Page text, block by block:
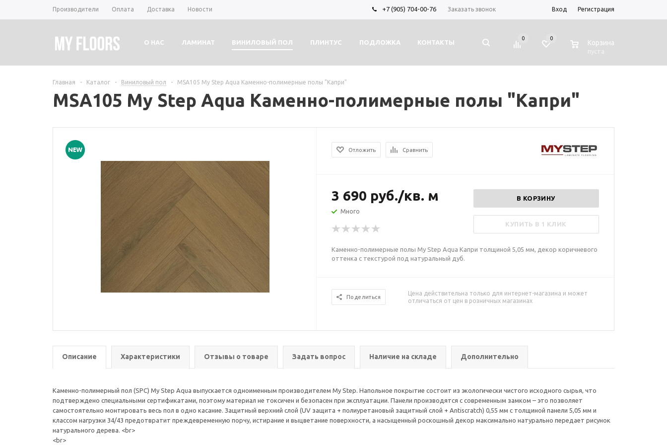
Производители Оплата Доставка Новости +7 (905) 704-00-76 Заказать звонок Вход Регистрация
О НАС ЛАМИНАТ ВИНИЛОВЫЙ ПОЛ ПЛИНТУС ПОДЛОЖКА КОНТАКТЫ
0 0
Корзина
пуста
Главная - Каталог - Виниловый пол - MSA105 My Step Aqua Каменно-полимерные полы "Капри"
MSA105 My Step Aqua Каменно-полимерные полы "Капри"
Отложить Сравнить
3 690 руб./кв. м
Много
В КОРЗИНУ
КУПИТЬ В 1 КЛИК
Каменно-полимерные полы My Step Aqua Капри толщиной 5,05 мм, декор коричневого
оттенка с текстурой под натуральный дуб.
Поделиться
Цена действительна только для интернет-магазина и может
отличаться от цен в розничных магазинах
Описание Характеристики Отзывы о товаре Задать вопрос Наличие на складе Дополнительно
Каменно-полимерный пол (SPC) My Step Aqua выпускается одноименным производителем My Step. Напольное покрытие состоит из экологически чистого исходного сырья, что
подтверждено специальными сертификатами, поэтому материал не токсичен и безопасен при эксплуатации. Панели производятся с современным замком – это позволяет
самостоятельно монтировать весь пол в одно касание. Защитный верхний слой (UV защита + полиуретановый защитный слой + Antiscratch) 0,55 мм с толщиной панели 5,05 мм и
классом нагрузки 34/43 предотвратит преждевременную порчу, истирание и выцветание поверхности, а насыщенный роскошный декор максимально натурально передает рисунок
натурального дерева. <br>
<br>